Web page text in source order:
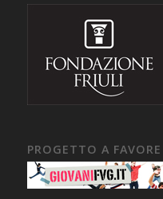
PROGETTO A